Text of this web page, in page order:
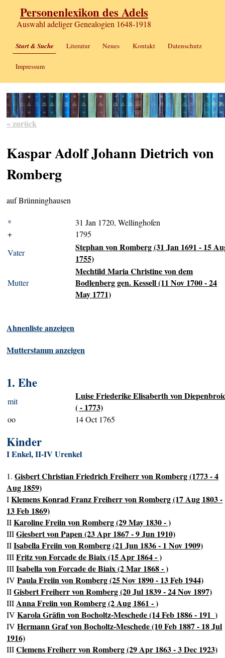
Personenlexikon des Adels
Auswahl adeliger Genealogien 1648-1918
Start & Suche Literatur Neues Kontakt Datenschutz
Impressum
« zurück
Kaspar Adolf Johann Dietrich von
Romberg
auf Brünninghausen
*
31 Jan 1720, Wellinghofen
+
1795
Vater
Stephan von Romberg (31 Jan 1691 - 15
1755)
Mutter
Mechtild Maria Christine von dem
Bodlenberg gen. Kessell (11 Nov 1700 - 24
May 1771)
Ahnenliste anzeigen
Mutterstamm anzeigen
1. Ehe
mit
Luise Friederike Elisaberth von
( - 1773)
oo 14 Oct 1765
Kinder
I Enkel, II-IV Urenkel
1.Gisbert Christian Friedrich Freiherr von Romberg (1773 - 4
Aug 1859)
IKlemens Konrad Franz Freiherr von Romberg (17 Aug 1803 -
13 Feb 1869)
IIKaroline Freiin von Romberg (29 May 1830 - )
IIIGiesbert von Papen (23 Apr 1867 - 9 Jun 1910)
IIIsabella Freiin von Romberg (21 Jun 1836 - 1 Nov 1909)
IIIFritz von Forcade de Biaix (15 Apr 1864 - )
IIIIsabella von Forcade de Biaix (2 Mar 1868 - )
IVPaula Freiin von Romberg (25 Nov 1890 - 13 Feb 1944)
IIGisbert Freiherr von Romberg (20 Jul 1839 - 24 Nov 1897)
IIIAnna Freiin von Romberg (2 Aug 1861 - )
IVKarola Gräfin von Bocholtz-Meschede (14 Feb 1886 - 191_)
IVHermann Graf von Bocholtz-Meschede (10 Feb 1887 - 18 Jul
1916)
IIIClemens Freiherr von Romberg (29 Apr 1863 - 3 Dec 1923)